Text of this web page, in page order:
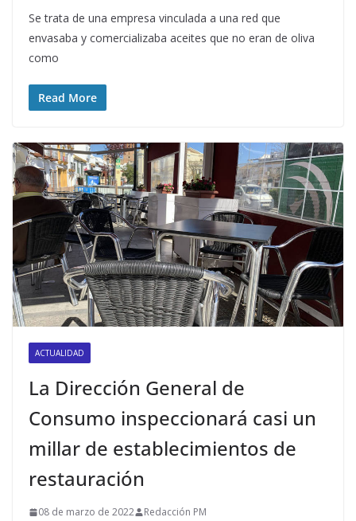
Se trata de una empresa vinculada a una red que
envasaba y comercializaba aceites que no eran de oliva
como
Read More
ACTUALIDAD
La Dirección General de
Consumo inspeccionará casi un
millar de establecimientos de
restauración
08 de marzo de 2022 Redacción PM